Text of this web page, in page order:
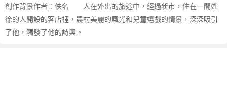
創作背景作者：佚名 人在外出的旅途中，經過新市，住在一間姓
徐的人開設的客店裡，農村美麗的風光和兒童嬉戲的情景，深深吸引
了他，觸發了他的詩興。